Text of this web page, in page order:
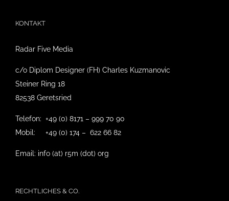
KONTAKT
Radar Five Media
c/o Diplom Designer (FH) Charles Kuzmanovic
Steiner Ring 18
82538 Geretsried
Telefon: +49 (0) 8171 – 999 70 90
Mobil: +49 (0) 174 – 622 66 82
Email: info (at) r5m (dot) org
RECHTLICHES & CO.